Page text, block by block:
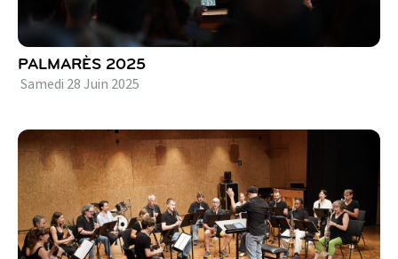
PALMARÈS 2025
Samedi 28 Juin 2025